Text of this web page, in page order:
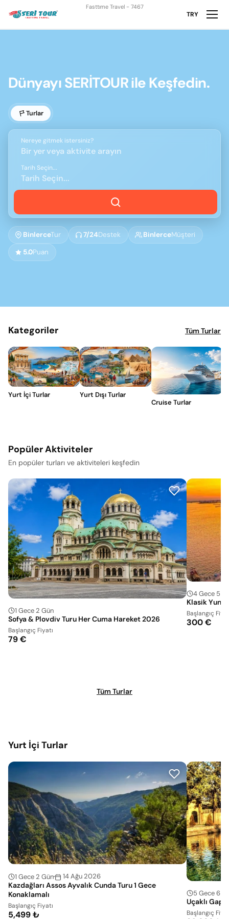
Fasttıme Travel - 7467
TRY
Dünyayı SERİTOUR ile Keşfedin.
Turlar
Nereye gitmek istersiniz?
Bir yer veya aktivite arayın
Tarih Seçin...
BinlerceTur 7/24Destek BinlerceMüşteri
5.0Puan
Kategoriler Tüm Turlar
Yurt İçi Turlar
Yurt Dışı Turlar
Cruise Turlar
Popüler Aktiviteler
En popüler turları ve aktiviteleri keşfedin
1 Gece 2 Gün
Sofya & Plovdiv Turu Her Cuma Hareket 2026
Başlangıç Fiyatı
79 €
4 Gece 5
Klasik
Başlangıç
300 €
Tüm Turlar
Yurt İçi Turlar
1 Gece 2 Gün 14 Ağu 2026
Kazdağları Assos Ayvalık Cunda Turu 1 Gece
Konaklamalı
Başlangıç Fiyatı
5,499 ₺
5 Gece 6
Uçaklı Gap
Başlangıç